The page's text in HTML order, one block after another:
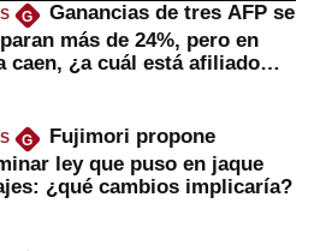
G
Ganancias de tres AFP se
más de 24%, pero en
caen, ¿a cuál está afiliado
G
Fujimori propone
ley que puso en jaque
¿qué cambios implicaría?